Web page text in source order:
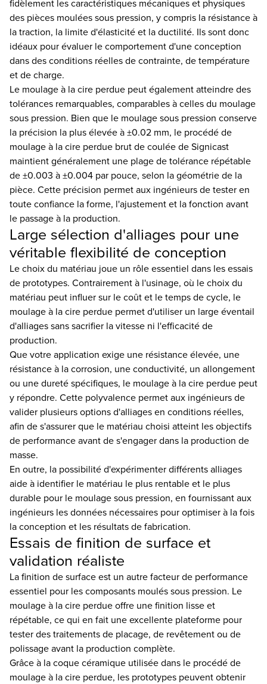
fidèlement les caractéristiques mécaniques et physiques
des pièces moulées sous pression, y compris la résistance à
la traction, la limite d'élasticité et la ductilité. Ils sont donc
idéaux pour évaluer le comportement d'une conception
dans des conditions réelles de contrainte, de température
et de charge.
Le moulage à la cire perdue peut également atteindre des
tolérances remarquables, comparables à celles du moulage
sous pression. Bien que le moulage sous pression conserve
la précision la plus élevée à ±0.02 mm, le procédé de
moulage à la cire perdue brut de coulée de Signicast
maintient généralement une plage de tolérance répétable
de ±0.003 à ±0.004 par pouce, selon la géométrie de la
pièce. Cette précision permet aux ingénieurs de tester en
toute confiance la forme, l'ajustement et la fonction avant
le passage à la production.
Large sélection d'alliages pour une
véritable flexibilité de conception
Le choix du matériau joue un rôle essentiel dans les essais
de prototypes. Contrairement à l'usinage, où le choix du
matériau peut influer sur le coût et le temps de cycle, le
moulage à la cire perdue permet d'utiliser un large éventail
d'alliages sans sacrifier la vitesse ni l'efficacité de
production.
Que votre application exige une résistance élevée, une
résistance à la corrosion, une conductivité, un allongement
ou une dureté spécifiques, le moulage à la cire perdue peut
y répondre. Cette polyvalence permet aux ingénieurs de
valider plusieurs options d'alliages en conditions réelles,
afin de s'assurer que le matériau choisi atteint les objectifs
de performance avant de s'engager dans la production de
masse.
En outre, la possibilité d'expérimenter différents alliages
aide à identifier le matériau le plus rentable et le plus
durable pour le moulage sous pression, en fournissant aux
ingénieurs les données nécessaires pour optimiser à la fois
la conception et les résultats de fabrication.
Essais de finition de surface et
validation réaliste
La finition de surface est un autre facteur de performance
essentiel pour les composants moulés sous pression. Le
moulage à la cire perdue offre une finition lisse et
répétable, ce qui en fait une excellente plateforme pour
tester des traitements de placage, de revêtement ou de
polissage avant la production complète.
Grâce à la coque céramique utilisée dans le procédé de
moulage à la cire perdue, les prototypes peuvent obtenir